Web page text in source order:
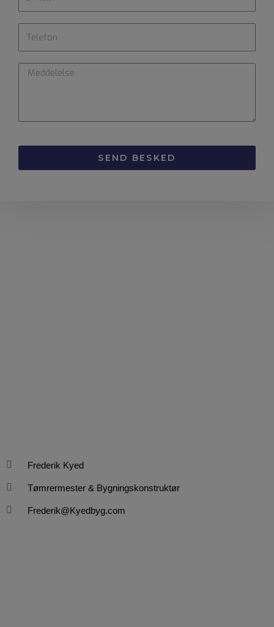
SEND BESKED
Frederik Kyed
Tømrermester & Bygningskonstruktør
Frederik@Kyedbyg.com